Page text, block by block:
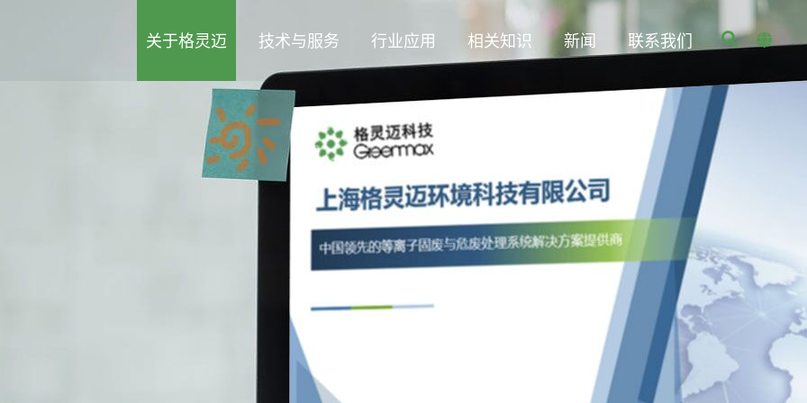
关于格灵迈 技术与服务 行业应用 相关知识 新闻 联系我们